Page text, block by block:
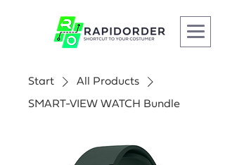
Start
All Products
SMART-VIEW WATCH Bundle